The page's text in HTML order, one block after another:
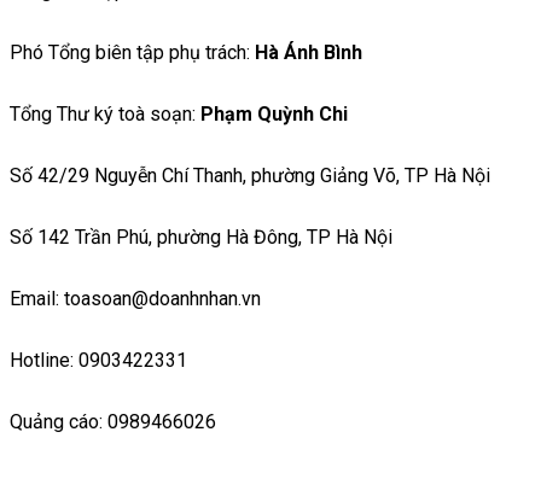
Phó Tổng biên tập phụ trách: Hà Ánh Bình
Tổng Thư ký toà soạn: Phạm Quỳnh Chi
Số 42/29 Nguyễn Chí Thanh, phường Giảng Võ, TP Hà Nội
Số 142 Trần Phú, phường Hà Đông, TP Hà Nội
Email: toasoan@doanhnhan.vn
Hotline: 0903422331
Quảng cáo: 0989466026